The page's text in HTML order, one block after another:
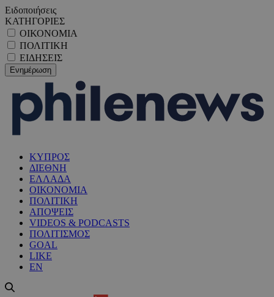
Ειδοποιήσεις
ΚΑΤΗΓΟΡΙΕΣ
ΟΙΚΟΝΟΜΙΑ
ΠΟΛΙΤΙΚΗ
ΕΙΔΗΣΕΙΣ
ΚΥΠΡΟΣ
ΔΙΕΘΝΗ
ΕΛΛΑΔΑ
ΟΙΚΟΝΟΜΙΑ
ΠΟΛΙΤΙΚΗ
ΑΠΟΨΕΙΣ
VIDEOS & PODCASTS
ΠΟΛΙΤΙΣΜΟΣ
GOAL
LIKE
EN